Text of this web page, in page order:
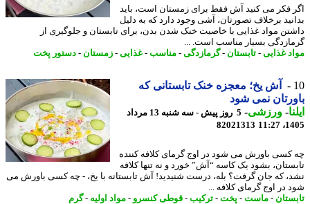
فکر می کنید آش فقط برای زمستان است، باید
برخلاف تصورتان، آشی وجود دارد که به دلیل
مواد غذایی با خاصیت خنک شدن بدن، برای تابستان و جلوگیری از
بسیار مناسب است. ...
غذایی- تابستان-گرمازدگی -مناسب-غذایی- زمستان-دستور پخت
آش یخ؛ معجزه خنک تابستانی که
نمی شود
-ورزشی-
5 روز پیش - سه شنبه 13 مرداد
82021313
باورش می شود در اوج گرمای کلافه کننده
بشود یک کاسه “آش” خورد و نه تنها کلافه
که جان گرفت؟ بله، درست شنیدید! آش تابستانه با یخ، - چه کسی باورش می
در اوج گرمای کلافه ...
-ماست-پخت -ترکیب -قوطی کنسرو-مواد اولیه -گرم